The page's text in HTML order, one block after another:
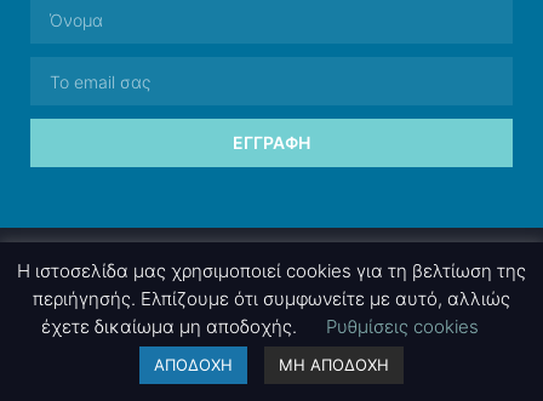
ΕΓΓΡΑΦΉ
nettings, ltd . Powered bymgk
Η ιστοσελίδα μας χρησιμοποιεί cookies για τη βελτίωση της
περιήγησής. Ελπίζουμε ότι συμφωνείτε με αυτό, αλλιώς
έχετε δικαίωμα μη αποδοχής.
Ρυθμίσεις cookies
ΑΠΟΔΟΧΗ ΜΗ ΑΠΟΔΟΧΗ